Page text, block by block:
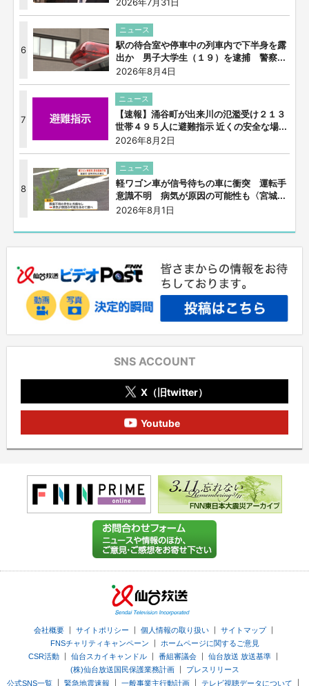
6
ニュース
駅の待合室や停車中の列車内で下半身を露
出か 男子大学生（１９）を逮捕 警察...
2026年8月4日
7
ニュース
【速報】涌谷町が出来川の氾濫受け２１３
世帯４９５人に避難指示 近くの安全な場...
2026年8月2日
8
ニュース
軽ワゴン車が信号待ちの車に衝突 運転手
意識不明 病気が原因の可能性も〈宮城...
2026年8月1日
SNS ACCOUNT
X（旧twitter）
Youtube
会社概要｜ サイトポリシー ｜ 個人情報の取り扱い｜ サイトマップ｜
FNSチャリティキャンペーン
ホームページに関するご意見
CSR活動
仙台スカイキャンドル 番組審議会 仙台放送 放送基準
(株)仙台放送国民保護業務計画｜
プレスリリース
公式SNS一覧
緊急地震速報 一般事業主行動計画 テレビ視聴データについて